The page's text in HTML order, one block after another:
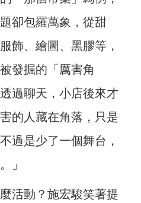
卻包羅萬象，從甜
飾、繪圖、黑膠等，
發掘的「厲害角
過聊天，小店後來才
的人藏在角落，只是
過是少了一個舞台，
」
活動？施宏駿笑著提